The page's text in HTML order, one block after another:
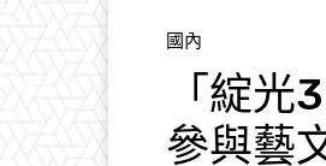
國內
「綻
參與藝